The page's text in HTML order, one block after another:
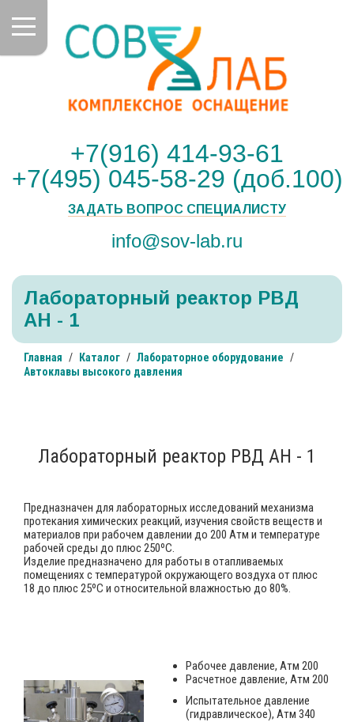
+7(916) 414-93-61
+7(495) 045-58-29 (доб.100)
ЗАДАТЬ ВОПРОС СПЕЦИАЛИСТУ
info@sov-lab.ru
Лабораторный реактор РВД
АН - 1
Главная Каталог
Лабораторное оборудование
Автоклавы высокого давления
Лабораторный реактор РВД АН - 1
Предназначен для лабораторных исследований механизма
протекания химических реакций, изучения свойств веществ и
материалов при рабочем давлении до 200 Атм и температуре
рабочей среды до плюс 250ºС.
Изделие предназначено для работы в отапливаемых
помещениях с температурой окружающего воздуха от плюс
18 до плюс 25ºС и относительной влажностью до 80%.
Рабочее давление, Атм 200
Расчетное давление, Атм 200
Испытательное давление
(гидравлическое), Атм 340